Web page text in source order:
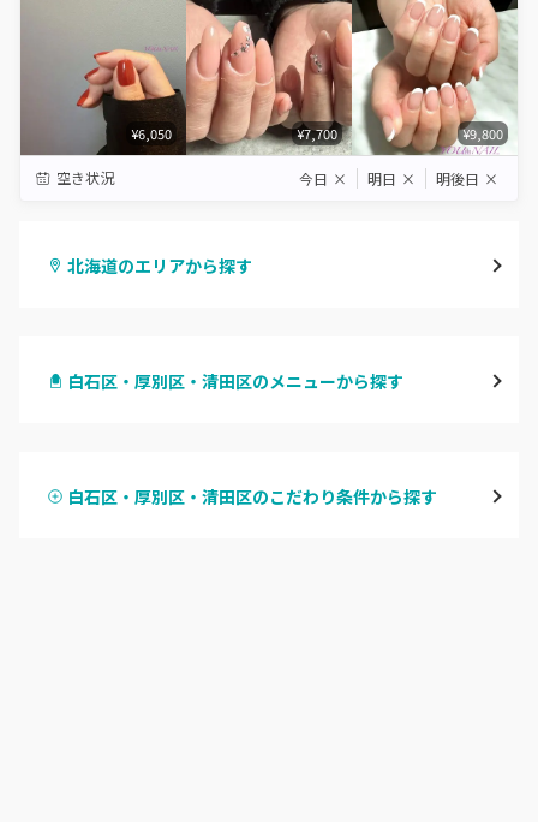
¥6,050 ¥7,700 ¥9,800
空き状況 今日 × 明日 × 明後日 ×
北海道のエリアから探す
北区・東区
白石区・厚別区・清田区のメニューから探す
ハンドスカルプ
白石区・厚別区・清田区のこだわり条件から探す